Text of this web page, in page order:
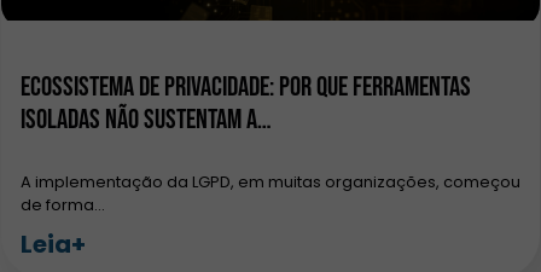
Ecossistema de privacidade: por que ferramentas
isoladas não sustentam a…
A implementação da LGPD, em muitas organizações, começou
de forma…
Leia+